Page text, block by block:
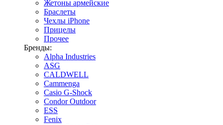
Жетоны армейские
Браслеты
Чехлы iPhone
Прицелы
Прочее
Бренды:
Alpha Industries
ASG
CALDWELL
Cammenga
Casio G-Shock
Condor Outdoor
ESS
Fenix